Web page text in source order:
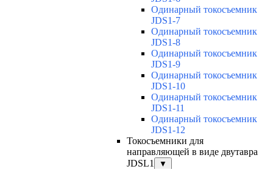
Одинарный токосъемник
JDS1-7
Одинарный токосъемник
JDS1-8
Одинарный токосъемник
JDS1-9
Одинарный токосъемник
JDS1-10
Одинарный токосъемник
JDS1-11
Одинарный токосъемник
JDS1-12
Токосъемники для
направляющей в виде двутавра
JDSL1
▼